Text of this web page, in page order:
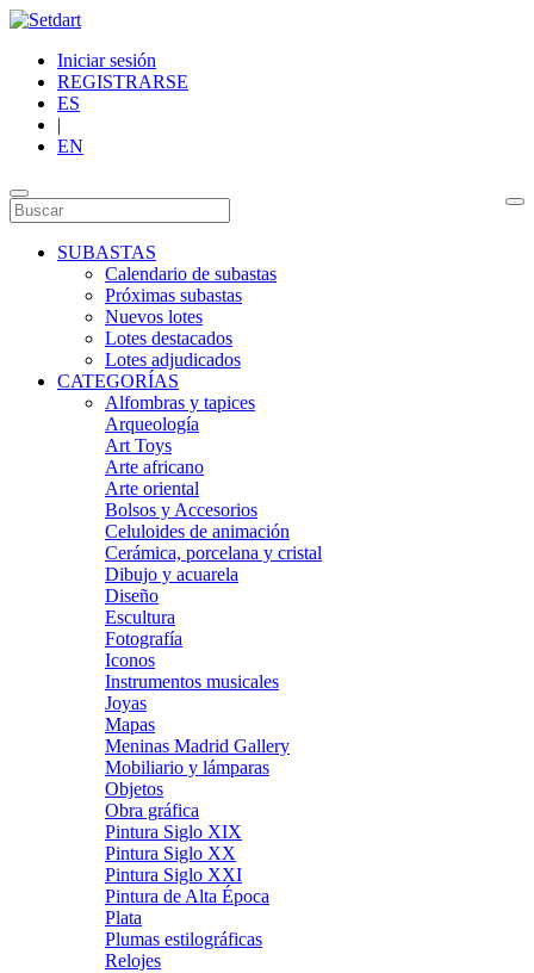
Iniciar sesión
REGISTRARSE
ES
|
EN
SUBASTAS
Calendario de subastas
Próximas subastas
Nuevos lotes
Lotes destacados
Lotes adjudicados
CATEGORÍAS
Alfombras y tapices
Arqueología
Art Toys
Arte africano
Arte oriental
Bolsos y Accesorios
Celuloides de animación
Cerámica, porcelana y cristal
Dibujo y acuarela
Diseño
Escultura
Fotografía
Iconos
Instrumentos musicales
Joyas
Mapas
Meninas Madrid Gallery
Mobiliario y lámparas
Objetos
Obra gráfica
Pintura Siglo XIX
Pintura Siglo XX
Pintura Siglo XXI
Pintura de Alta Época
Plata
Plumas estilográficas
Relojes